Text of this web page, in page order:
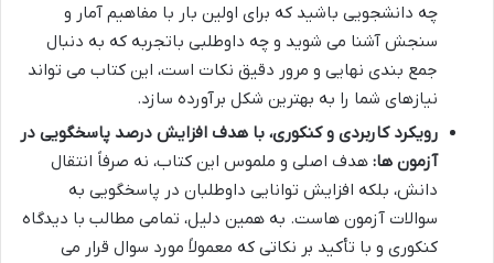
چه دانشجویی باشید که برای اولین بار با مفاهیم آمار و
سنجش آشنا می شوید و چه داوطلبی باتجربه که به دنبال
جمع بندی نهایی و مرور دقیق نکات است، این کتاب می تواند
نیازهای شما را به بهترین شکل برآورده سازد.
رویکرد کاربردی و کنکوری، با هدف افزایش درصد پاسخگویی در
آزمون ها: هدف اصلی و ملموس این کتاب، نه صرفاً انتقال
دانش، بلکه افزایش توانایی داوطلبان در پاسخگویی به
سوالات آزمون هاست. به همین دلیل، تمامی مطالب با دیدگاه
کنکوری و با تأکید بر نکاتی که معمولاً مورد سوال قرار می